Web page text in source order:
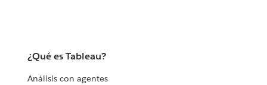
¿Qué es Tableau?
Análisis con agentes